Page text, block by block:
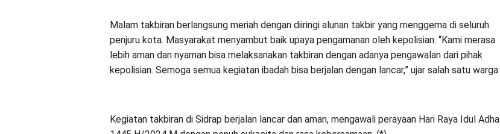
Malam takbiran berlangsung meriah dengan diiringi alunan takbir yang menggema di seluruh
penjuru kota. Masyarakat menyambut baik upaya pengamanan oleh kepolisian. “Kami merasa
lebih aman dan nyaman bisa melaksanakan takbiran dengan adanya pengawalan dari pihak
kepolisian. Semoga semua kegiatan ibadah bisa berjalan dengan lancar,” ujar salah satu warga
Kegiatan takbiran di Sidrap berjalan lancar dan aman, mengawali perayaan Hari Raya Idul Adha